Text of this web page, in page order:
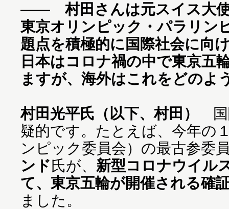
―― 村田さんは元スイス大使
東京オリンピック・パラリン
題点を積極的に国際社会に向
日本はコロナ禍の中で東京五
ますが、海外はこれをどのよ
村田光平氏（以下、村田）
国
疑的です。たとえば、今年の
ンピック委員会）の最古参委
ンド氏が、 新型コロナウイル
て、東京五輪が開催される確
ました。